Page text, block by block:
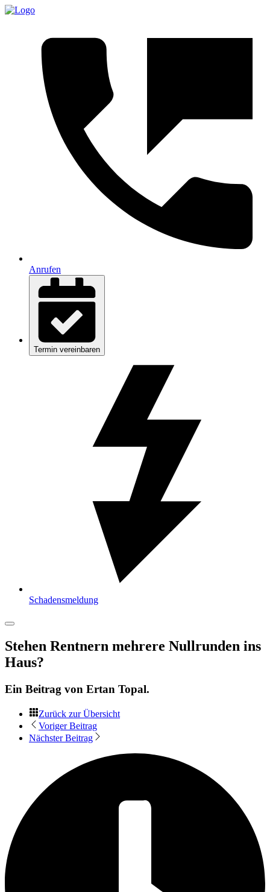
Anrufen
Termin vereinbaren
Schadensmeldung
Stehen Rentnern mehrere Nullrunden ins
Haus?
Ein Beitrag von Ertan Topal.
Zurück zur Übersicht
Voriger Beitrag
Nächster Beitrag